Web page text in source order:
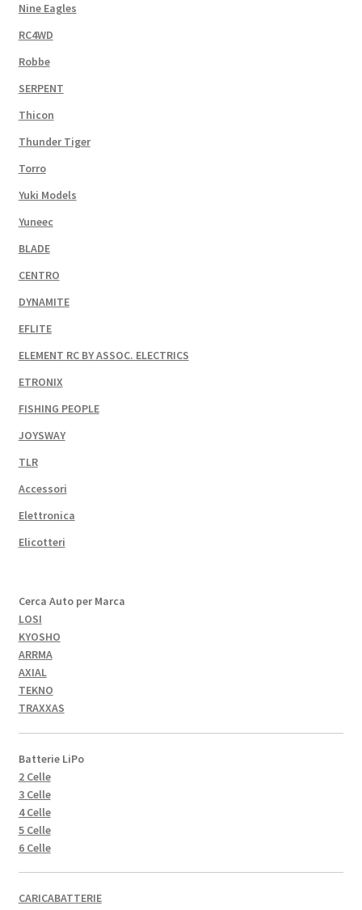
Nine Eagles
RC4WD
Robbe
SERPENT
Thicon
Thunder Tiger
Torro
Yuki Models
Yuneec
BLADE
CENTRO
DYNAMITE
EFLITE
ELEMENT RC BY ASSOC. ELECTRICS
ETRONIX
FISHING PEOPLE
JOYSWAY
TLR
Accessori
Elettronica
Elicotteri
Cerca Auto per Marca
LOSI
KYOSHO
ARRMA
AXIAL
TEKNO
TRAXXAS
Batterie LiPo
2 Celle
3 Celle
4 Celle
5 Celle
6 Celle
CARICABATTERIE